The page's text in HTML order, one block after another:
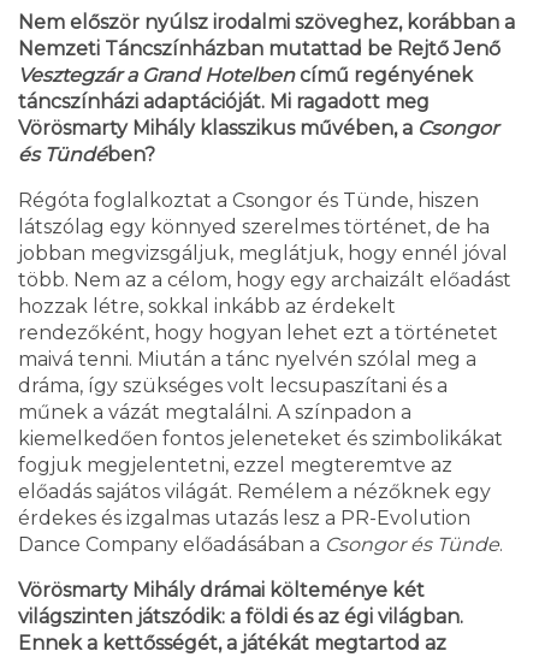
Nem először nyúlsz irodalmi szöveghez, korábban a
Nemzeti Táncszínházban mutattad be Rejtő Jenő
Vesztegzára Grand Hotelbencímű regényének
táncszínházi adaptációját. Mi ragadott meg
Vörösmarty Mihály klasszikus művében, a Csongor
és Tündében?
Régóta foglalkoztat a Csongor és Tünde, hiszen
látszólag egy könnyed szerelmes történet, de ha
jobban megvizsgáljuk, meglátjuk, hogy ennél jóval
több. Nem az a célom, hogy egy archaizált előadást
hozzak létre, sokkal inkább az érdekelt
rendezőként, hogy hogyan lehet ezt a történetet
maivá tenni. Miután a tánc nyelvén szólal meg a
dráma, így szükséges volt lecsupaszítani és a
műnek a vázát megtalálni. A színpadon a
kiemelkedően fontos jeleneteket és szimbolikákat
fogjuk megjelentetni, ezzel megteremtve az
előadás sajátos világát. Remélem a nézőknek egy
érdekes és izgalmas utazás lesz a PR-Evolution
Dance Company előadásában a Csongor és Tünde.
Vörösmarty Mihály drámai költeménye két
világszinten játszódik: a földi és az égi világban.
Ennek a kettősségét, a játékát megtartod az